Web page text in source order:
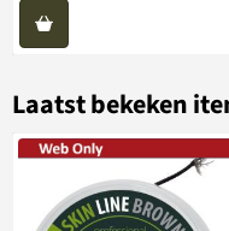
Laatst bekeken